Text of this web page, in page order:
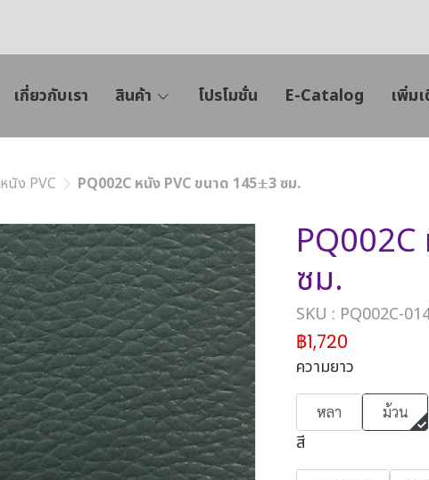
เกี่ยวกับเรา สินค้า โปรโมชั่น E-Catalog เพิ่ม
หนัง PVC PQ002C หนัง PVC ขนาด 145±3 ซม.
ซม.
SKU : PQ002C-
฿1,720
ความยาว
หลา ม้วน
สี